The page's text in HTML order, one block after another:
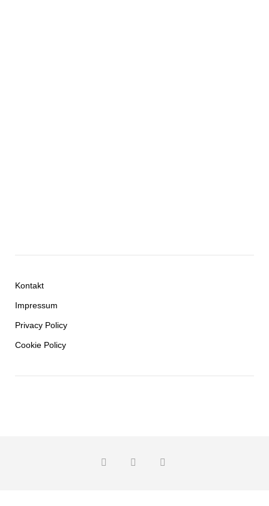
Kontakt
Impressum
Privacy Policy
Cookie Policy